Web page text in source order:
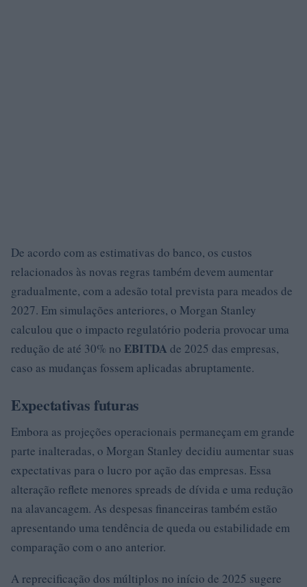
De acordo com as estimativas do banco, os custos
relacionados às novas regras também devem aumentar
gradualmente, com a adesão total prevista para meados de
2027. Em simulações anteriores, o Morgan Stanley
calculou que o impacto regulatório poderia provocar uma
redução de até 30% no EBITDA de 2025 das empresas,
caso as mudanças fossem aplicadas abruptamente.
Expectativas futuras
Embora as projeções operacionais permaneçam em grande
parte inalteradas, o Morgan Stanley decidiu aumentar suas
expectativas para o lucro por ação das empresas. Essa
alteração reflete menores spreads de dívida e uma redução
na alavancagem. As despesas financeiras também estão
apresentando uma tendência de queda ou estabilidade em
comparação com o ano anterior.
A reprecificação dos múltiplos no início de 2025 sugere